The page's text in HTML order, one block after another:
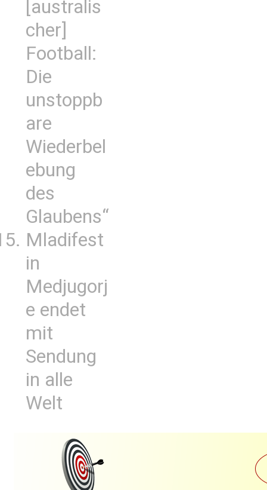
[australis
cher]
Football:
Die
unstoppb
are
Wiederbel
ebung
des
Glaubens“
Mladifest
in
Medjugorj
e endet
mit
Sendung
in alle
Welt